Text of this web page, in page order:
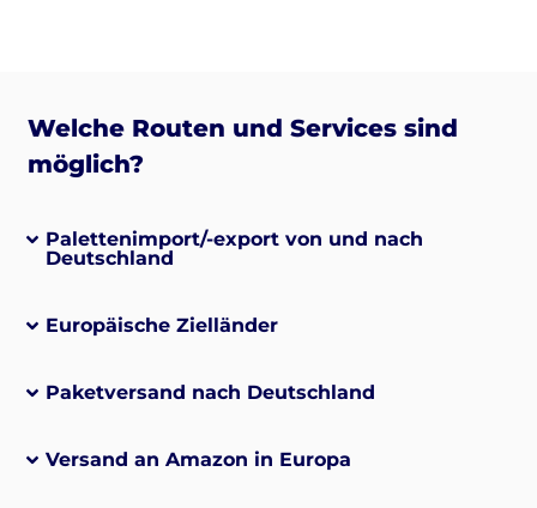
Welche Routen und Services sind
möglich?
Palettenimport/-export von und nach
Deutschland
Europäische Zielländer
Paketversand nach Deutschland
Versand an Amazon in Europa